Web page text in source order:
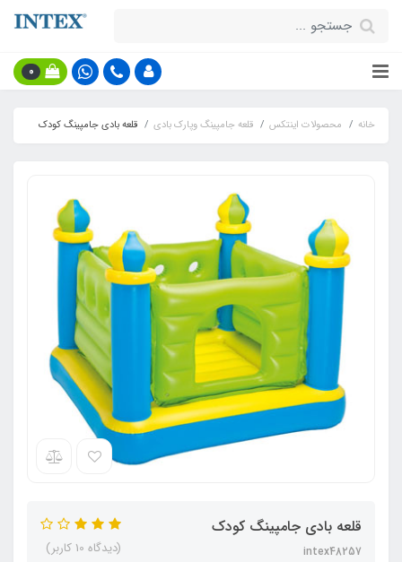
0
خانه محصولات اینتکس قلعه جامپینگ وپارک بادی قلعه بادی جامپینگ کودک
قلعه بادی جامپینگ کودک
intex48257 (دیدگاه 10 کاربر)